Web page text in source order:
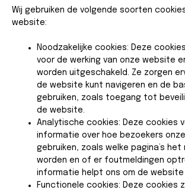
Wij gebruiken de volgende soorten
website:
Noodzakelijke cookies: Deze
voor de werking van onze website
worden uitgeschakeld. Ze zorgen
de website kunt navigeren en de
gebruiken, zoals toegang tot
de website.
Analytische cookies: Deze cookies
informatie over hoe bezoekers
gebruiken, zoals welke pagina’s
worden en of er foutmeldingen
informatie helpt ons om de
Functionele cookies: Deze cookies